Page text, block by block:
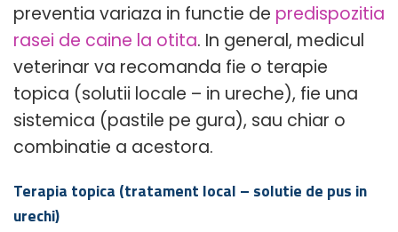
preventia variaza in functie de predispozitia
rasei de caine la otita. In general, medicul
veterinar va recomanda fie o terapie
topica (solutii locale – in ureche), fie una
sistemica (pastile pe gura), sau chiar o
combinatie a acestora.
Terapia topica (tratament local – solutie de pus in
urechi)